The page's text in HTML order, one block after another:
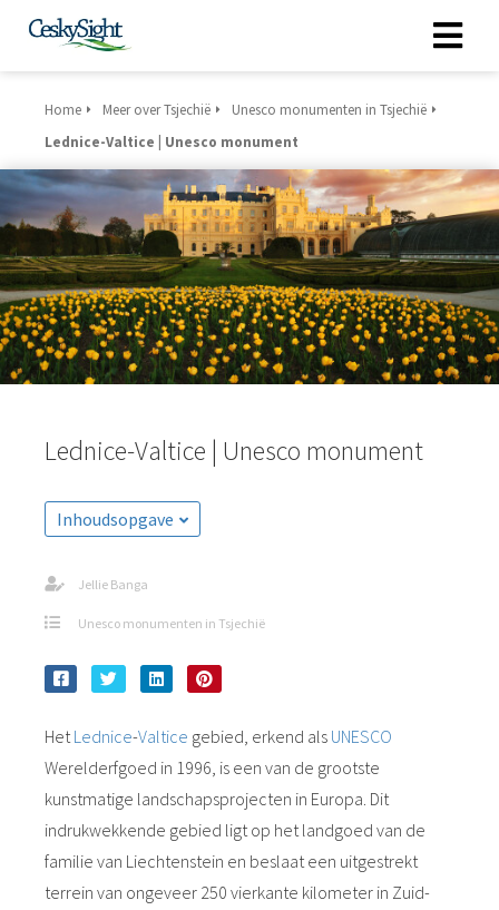
Home Meer over Tsjechië
Unesco monumenten in Tsjechië
Lednice-Valtice | Unesco monument
Lednice-Valtice | Unesco monument
Inhoudsopgave
Jellie Banga
Unesco monumenten in Tsjechië
Het Lednice-Valtice gebied, erkend als UNESCO
Werelderfgoed in 1996, is een van de grootste
kunstmatige landschapsprojecten in Europa. Dit
indrukwekkende gebied ligt op het landgoed van de
familie van Liechtenstein en beslaat een uitgestrekt
terrein van ongeveer 250 vierkante kilometer in Zuid-